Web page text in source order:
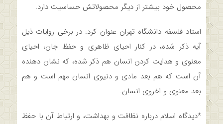
محصول خود بیشتر از دیگر محصولاتش حساسیت دارد.
استاد فلسفه دانشگاه تهران عنوان کرد: در برخی روایات ذیل
آیه ذکر شده، در کنار احیای ظاهری و حفظ جان، احیای
معنوی و هدایت کردن انسان هم ذکر شده، که نشان دهنده
آن است که هم بعد مادی و دنیوی انسان مهم است و هم
بعد معنوی و اخروی انسان.
*دیدگاه اسلام درباره نظافت و بهداشت، و ارتباط آن با حفظ